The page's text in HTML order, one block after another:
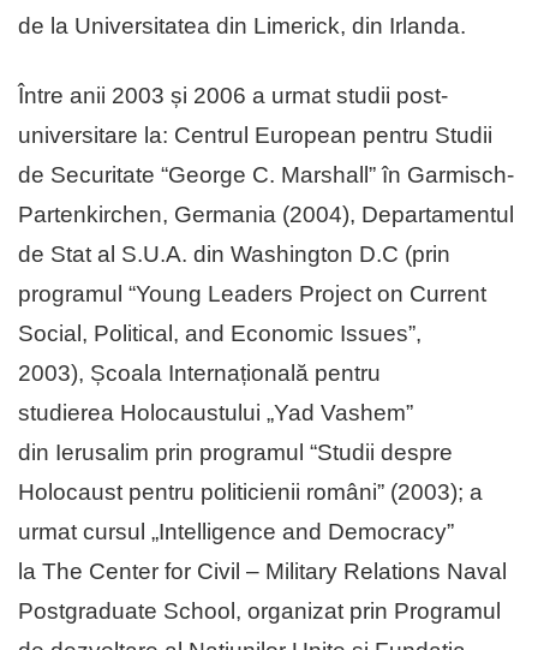
de la Universitatea din Limerick, din Irlanda.
Între anii 2003 și 2006 a urmat studii post-
universitare la: Centrul European pentru Studii
de Securitate “George C. Marshall” în Garmisch-
Partenkirchen, Germania (2004), Departamentul
de Stat al S.U.A. din Washington D.C (prin
programul “Young Leaders Project on Current
Social, Political, and Economic Issues”,
2003), Școala Internațională pentru
studierea Holocaustului „Yad Vashem”
din Ierusalim prin programul “Studii despre
Holocaust pentru politicienii români” (2003); a
urmat cursul „Intelligence and Democracy”
la The Center for Civil – Military Relations Naval
Postgraduate School, organizat prin Programul